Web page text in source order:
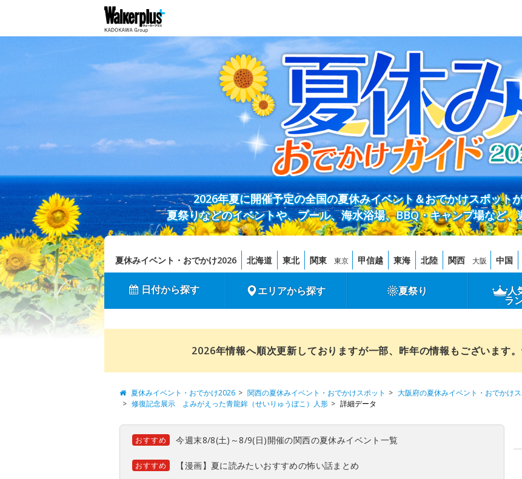
2026年夏に開催予定の全国の夏休みイベント＆おでかけスポット
夏祭りなどのイベントや、プール、海水浴場、BBQ・キャンプ場など
夏休みイベント・おでかけ2026 北海道 東北 関東 東京 甲信越 東海 北陸 関西 大阪 中国
日付から探す エリアから探す 夏祭り 人
ラ
2026年情報へ順次更新しておりますが一部、昨年の情報もございます。
夏休みイベント・おでかけ2026 関西の夏休みイベント・おでかけスポット 大阪府の夏休みイベント・おでかけス
修復記念展示 よみがえった青龍鉾（せいりゅうぼこ）人形
詳細データ
おすすめ 今週末8/8(土)～8/9(日)開催の関西の夏休みイベント一覧
おすすめ 【漫画】夏に読みたいおすすめの怖い話まとめ